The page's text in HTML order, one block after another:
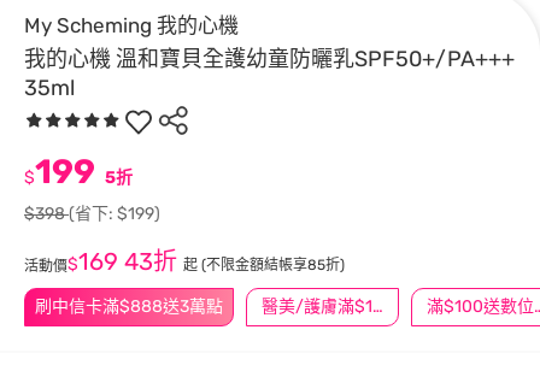
My Scheming 我的心機
我的心機 溫和寶貝全護幼童防曬乳SPF50+/PA+++
35ml
刷中信卡滿$888送3萬點 醫美/護膚滿$1200送$200 滿
$199 5折
$398(省下: $199)
活動價$169 43折 起 (不限金額結帳享85折)